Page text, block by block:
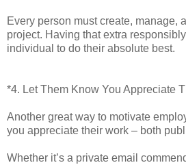
Every person must create, manage,
project. Having that extra
individual to do their absolute best.
*4. Let Them Know You Appreciate
Another great way to motivate
you appreciate their work – both
Whether it’s a private email